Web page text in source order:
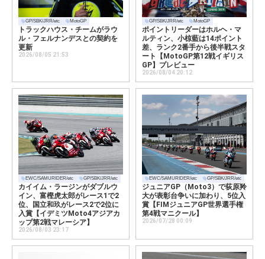
GP/SBK/JRR/etc MotoGP
トラックハウス・チームがラウ
ル・フェルナンデスとの契約を
更新
2026/08/05 21:53
GP/SBK/JRR/etc MotoGP
ポイントリーダーはホルヘ・マ
ルティン、小椋藍は14ポイント
差、ランク2番手から後半戦スタ
ート【MotoGP第12戦イギリス
GP】プレビュー
2026/08/04 20:12
EWC/SAMURIDER/etc GP/SBK/JRR/etc
カイイム・ラージンがダブルウ
イン、富樫虎太郎がレース1で2
位、国立和玖がレース2で2位に
入賞【イデミツMoto4アジアカ
ップ第2戦マレーシア】
2026/08/03 23:17
EWC/SAMURIDER/etc GP/SBK/JRR/etc
ジュニアGP（Moto3）で荻原羚
大が表彰台争いに加わり、5位入
賞【FIMジュニアGP世界選手権
第4戦マニクール】
2026/07/28 00:09